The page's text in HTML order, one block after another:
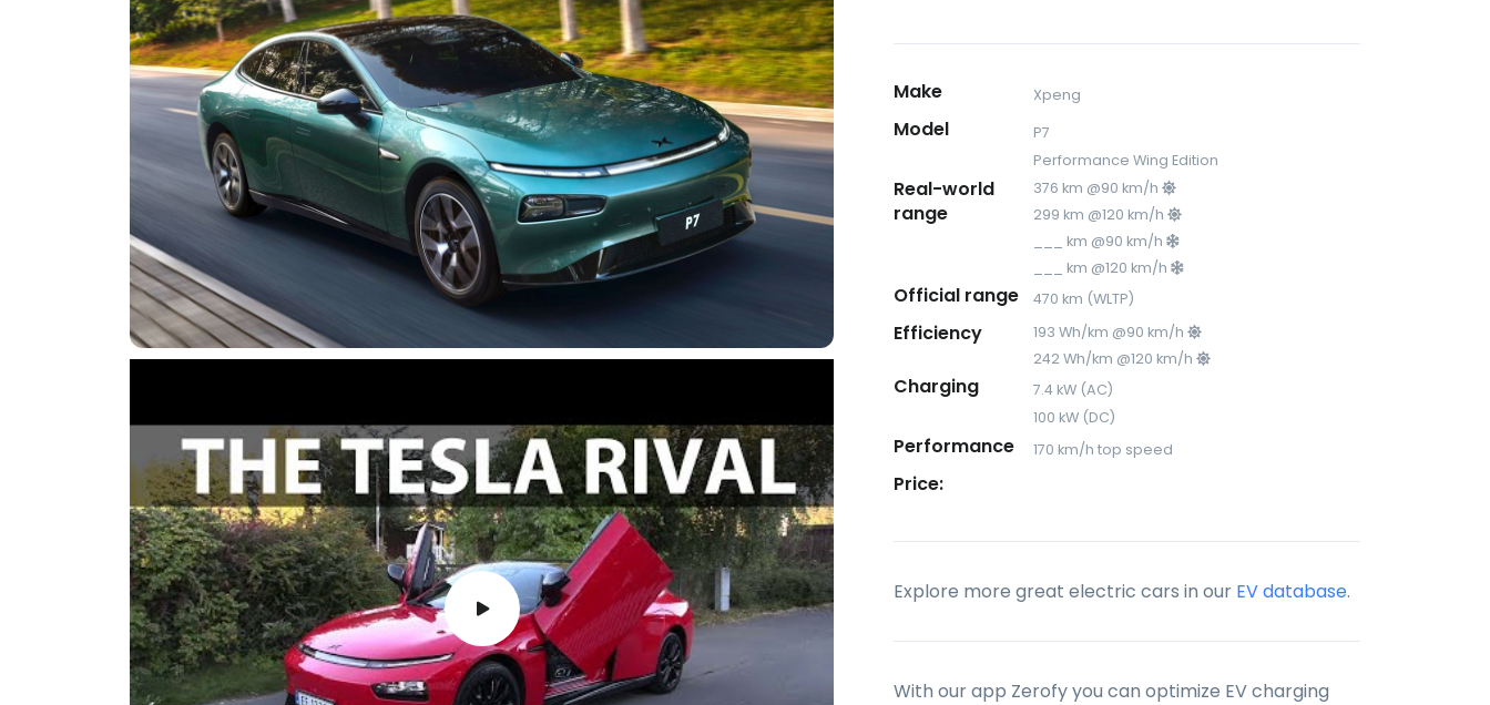
Make Xpeng
Model
P7
Performance Wing Edition
Real-world
range
376 km @90 km/h
299 km @120 km/h
___ km @90 km/h
___ km @120 km/h
Official range 470 km (WLTP)
Efficiency
193 Wh/km @90 km/h
242 Wh/km @120 km/h
Charging
7.4 kW (AC)
100 kW (DC)
Performance 170 km/h top speed
Price:
Explore more great electric cars in our EV database.
With our app Zerofy you can optimize EV charging